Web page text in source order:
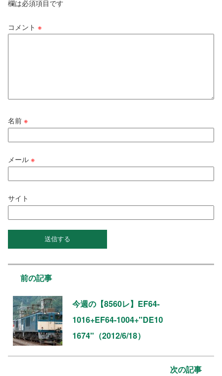
欄は必須項目です
コメント ※
名前※
メール※
サイト
前の記事
今週の【8560レ】EF64-
1016+EF64-1004+"DE10
1674"（2012/6/18）
次の記事